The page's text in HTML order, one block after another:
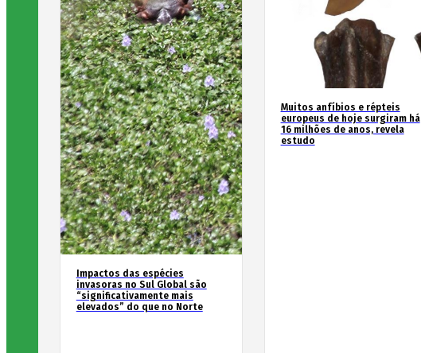
Impactos das espécies
invasoras no Sul Global são
“significativamente mais
elevados” do que no Norte
Muitos anfíbios e répteis
europeus de hoje surgiram há
16 milhões de anos, revela
estudo